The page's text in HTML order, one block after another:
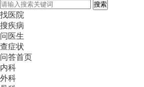
搜索
找医院
搜疾病
问医生
查症状
问答首页
内科
外科